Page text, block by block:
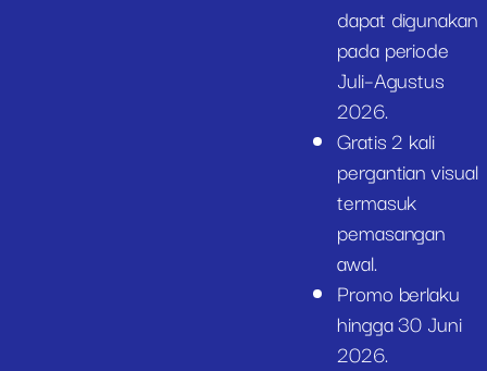
dapat digunakan
pada periode
Juli–Agustus
2026.
Gratis 2 kali
pergantian visual
termasuk
pemasangan
awal.
Promo berlaku
hingga 30 Juni
2026.